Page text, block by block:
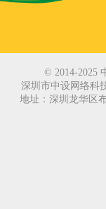
© 2014-2025
深圳市中设网络科
地址：深圳龙华区